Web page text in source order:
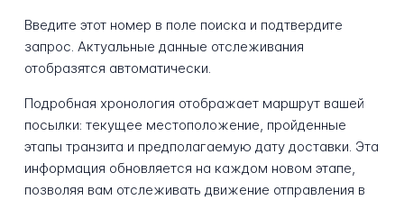
Введите этот номер в поле поиска и подтвердите
запрос. Актуальные данные отслеживания
отобразятся автоматически.
Подробная хронология отображает маршрут вашей
посылки: текущее местоположение, пройденные
этапы транзита и предполагаемую дату доставки. Эта
информация обновляется на каждом новом этапе,
позволяя вам отслеживать движение отправления в